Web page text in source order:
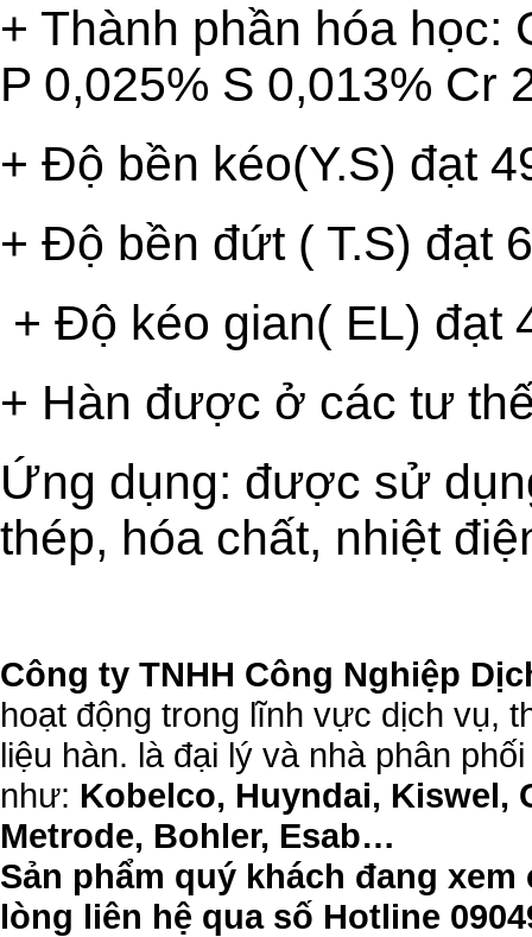
+ Thành phần hóa học:
P 0,025% S 0,013% Cr
+ Độ bền kéo(Y.S) đạt
+ Độ bền đứt ( T.S) đạt
+ Độ kéo gian( EL) đạt
+ Hàn được ở các tư
Ứng dụng: được sử
thép, hóa chất, nhiệt
Công ty TNHH Công Nghiệp
hoạt động trong lĩnh vực dịch vụ,
liệu hàn. là đại lý và nhà phân
như: Kobelco, Huyndai, Kiswel,
Metrode, Bohler, Esab…
Sản phẩm quý khách đang
lòng liên hệ qua số Hotline